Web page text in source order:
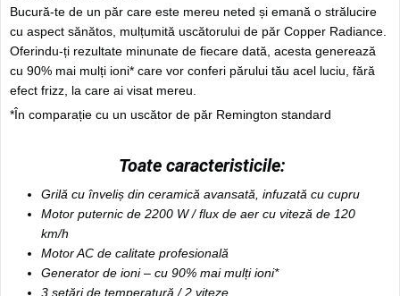
Bucură-te de un păr care este mereu neted și emană o strălucire
cu aspect sănătos, mulțumită uscătorului de păr Copper Radiance.
Oferindu-ți rezultate minunate de fiecare dată, acesta generează
cu 90% mai mulți ioni* care vor conferi părului tău acel luciu, fără
efect frizz, la care ai visat mereu.
*În comparație cu un uscător de păr Remington standard
Toate caracteristicile:
Grilă cu înveliș din ceramică avansată, infuzată cu cupru
Motor puternic de 2200 W / flux de aer cu viteză de 120
km/h
Motor AC de calitate profesională
Generator de ioni – cu 90% mai mulți ioni*
3 setări de temperatură / 2 viteze